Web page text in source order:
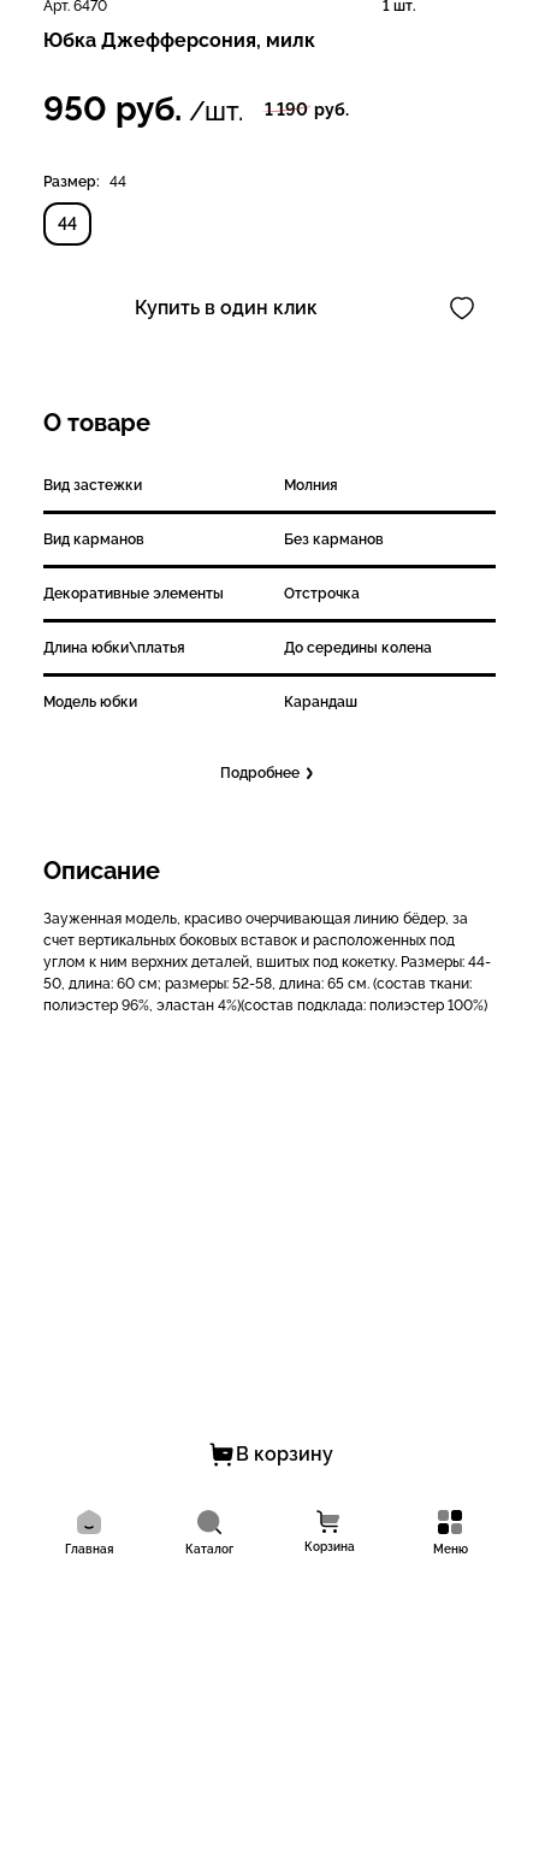
Арт. 6470 1 шт.
Юбка Джефферсония, милк
950 руб. /шт. 1 190 руб.
Размер: 44
44
Купить в один клик
О товаре
Вид застежки Молния
Вид карманов Без карманов
Декоративные элементы Отстрочка
Длина юбки\платья До середины колена
Модель юбки Карандаш
Подробнее
Описание
Зауженная модель, красиво очерчивающая линию бёдер, за
счет вертикальных боковых вставок и расположенных под
углом к ним верхних деталей, вшитых под кокетку. Размеры: 44-
50, длина: 60 см; размеры: 52-58, длина: 65 см. (состав ткани:
полиэстер 96%, эластан 4%)(состав подклада: полиэстер 100%)
В корзину
Главная Каталог Корзина Меню